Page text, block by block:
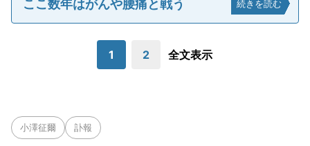
ここ数年はがんや腰痛と戦う 続きを読む
1 2 全文表示
小澤征爾 訃報